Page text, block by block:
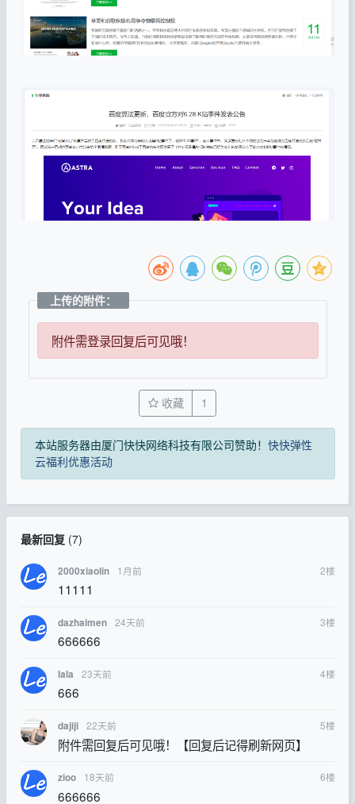
上传的附件：
附件需登录回复后可见哦！
收藏 1
本站服务器由厦门快快网络科技有限公司赞助！ 快快弹性
云福利优惠活动
最新回复(7)
2000xiaolin 1月前 2楼
11111
dazhaimen 24天前 3楼
666666
lala 23天前 4楼
666
dajiji 22天前 5楼
附件需回复后可见哦！【回复后记得刷新网页】
zioo 18天前 6楼
666666